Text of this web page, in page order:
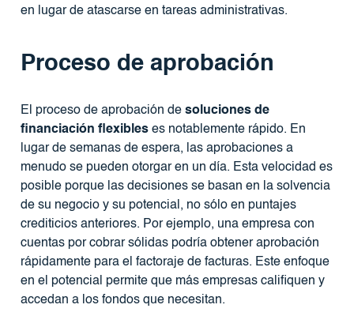
en lugar de atascarse en tareas administrativas.
Proceso de aprobación
El proceso de aprobación de soluciones de
financiación flexibleses notablemente rápido. En
lugar de semanas de espera, las aprobaciones a
menudo se pueden otorgar en un día. Esta velocidad es
posible porque las decisiones se basan en la solvencia
de su negocio y su potencial, no sólo en puntajes
crediticios anteriores. Por ejemplo, una empresa con
cuentas por cobrar sólidas podría obtener aprobación
rápidamente para el factoraje de facturas. Este enfoque
en el potencial permite que más empresas califiquen y
accedan a los fondos que necesitan.